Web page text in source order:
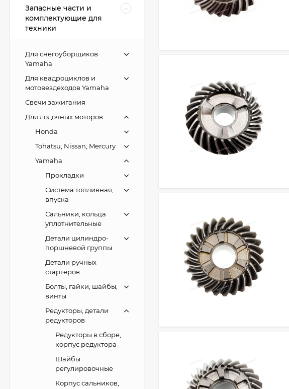
Запасные части и
комплектующие для
техники
Для снегоуборщиков
Yamaha
Для квадроциклов и
мотовездеходов Yamaha
Свечи зажигания
Для лодочных моторов
Honda
Tohatsu, Nissan, Mercury
Yamaha
Прокладки
Система топливная,
впуска
Сальники, кольца
уплотнительные
Детали цилиндро-
поршневой группы
Детали ручных
стартеров
Болты, гайки, шайбы,
винты
Редукторы, детали
редукторов
Редукторы в сборе,
корпус редуктора
Шайбы
регулировочные
Корпус сальников,